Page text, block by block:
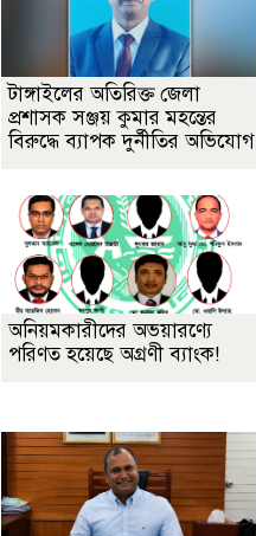
টাঙ্গাইলের অতিরিক্ত জেলা
প্রশাসক সঞ্জয় কুমার মহন্তের
বিরুদ্ধে ব্যাপক দুর্নীতির অভিযোগ
অনিয়মকারীদের অভয়ারণ্যে
পরিণত হয়েছে অগ্রণী ব্যাংক!